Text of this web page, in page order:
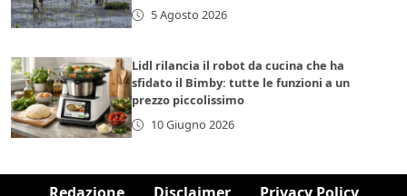
5 Agosto 2026
Lidl rilancia il robot da cucina che ha
sfidato il Bimby: tutte le funzioni a un
prezzo piccolissimo
10 Giugno 2026